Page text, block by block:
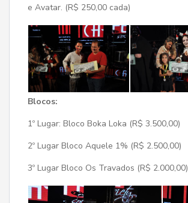
e Avatar. (R$ 250,00 cada)
Blocos:
1º Lugar: Bloco Boka Loka (R$ 3.500,00)
2º Lugar Bloco Aquele 1% (R$ 2.500,00)
3º Lugar Bloco Os Travados (R$ 2.000,00)